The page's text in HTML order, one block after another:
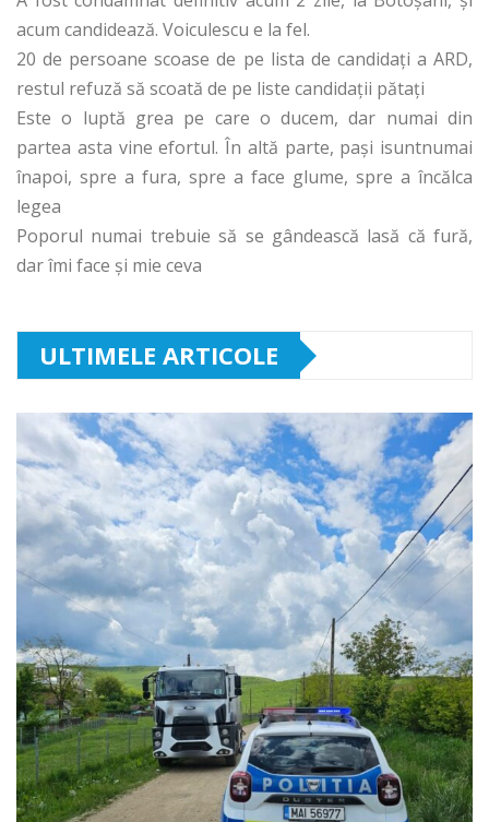
acum candidează. Voiculescu e la fel.
20 de persoane scoase de pe lista de candidați a ARD,
restul refuză să scoată de pe liste candidații pătați
Este o luptă grea pe care o ducem, dar numai din
partea asta vine efortul. În altă parte, pași isuntnumai
înapoi, spre a fura, spre a face glume, spre a încălca
legea
Poporul numai trebuie să se gândească lasă că fură,
dar îmi face și mie ceva
ULTIMELE ARTICOLE